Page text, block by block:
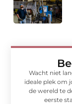
Wacht niet
ideale plek om
de wereld te
eerste